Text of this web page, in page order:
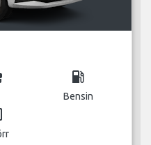
local_gas_station
Bensin